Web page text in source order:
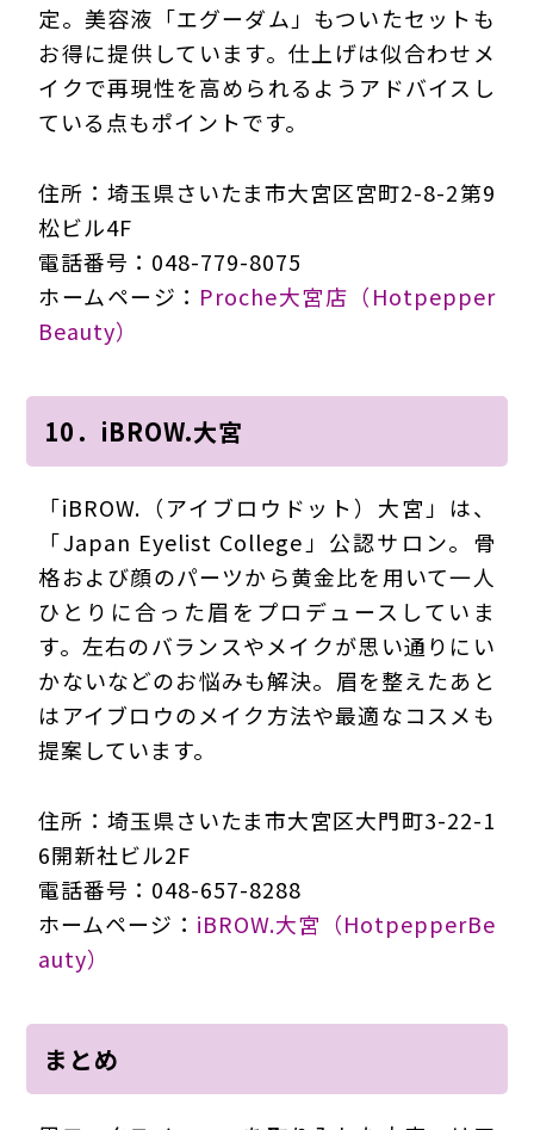
定。美容液「エグーダム」もついたセットも
お得に提供しています。仕上げは似合わせメ
イクで再現性を高められるようアドバイスし
ている点もポイントです。
住所：埼玉県さいたま市大宮区宮町2-8-2第9
松ビル4F
電話番号：048-779-8075
ホームページ： Proche大宮店（Hotpepper
Beauty）
10．iBROW.大宮
「iBROW.（アイブロウドット）大宮」は、
「Japan Eyelist College」公認サロン。骨
格および顔のパーツから黄金比を用いて一人
ひとりに合った眉をプロデュースしていま
す。左右のバランスやメイクが思い通りにい
かないなどのお悩みも解決。眉を整えたあと
はアイブロウのメイク方法や最適なコスメも
提案しています。
住所：埼玉県さいたま市大宮区大門町3-22-1
6開新社ビル2F
電話番号：048-657-8288
ホームページ： iBROW.大宮（HotpepperBe
auty）
まとめ